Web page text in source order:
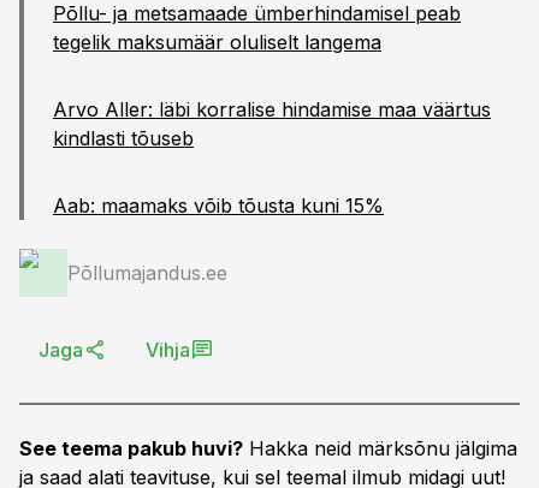
Põllu- ja metsamaade ümberhindamisel peab
tegelik maksumäär oluliselt langema
Arvo Aller: läbi korralise hindamise maa väärtus
kindlasti tõuseb
Aab: maamaks võib tõusta kuni 15%
Põllumajandus.ee
Jaga Vihja
See teema pakub huvi? Hakka neid märksõnu jälgima
ja saad alati teavituse, kui sel teemal ilmub midagi uut!